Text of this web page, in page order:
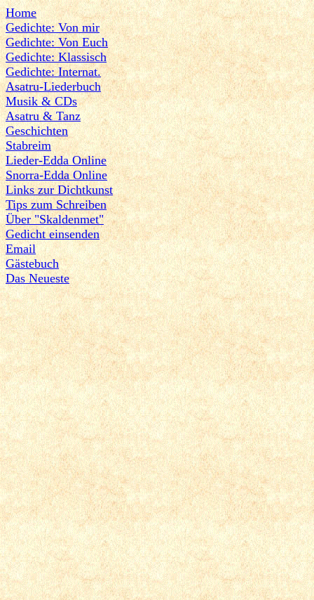
Home
Gedichte: Von mir
Gedichte: Von Euch
Gedichte: Klassisch
Gedichte: Internat.
Asatru-Liederbuch
Musik & CDs
Asatru & Tanz
Geschichten
Stabreim
Lieder-Edda Online
Snorra-Edda Online
Links zur Dichtkunst
Tips zum Schreiben
Über "Skaldenmet"
Gedicht einsenden
Email
Gästebuch
Das Neueste